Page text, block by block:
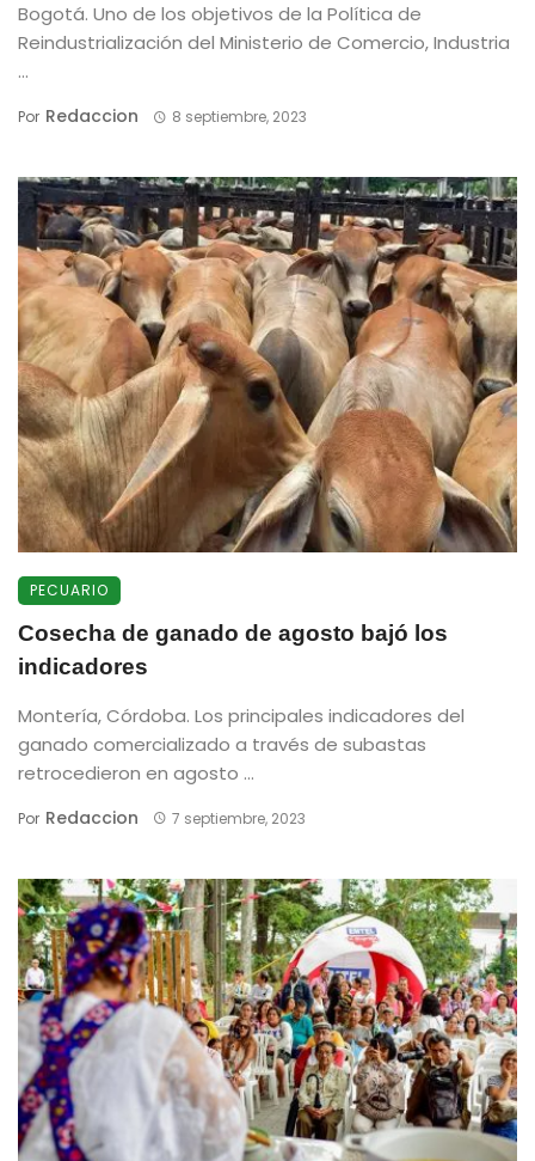
Bogotá. Uno de los objetivos de la Política de
Reindustrialización del Ministerio de Comercio, Industria
...
Por Redaccion 8 septiembre, 2023
PECUARIO
Cosecha de ganado de agosto bajó los
indicadores
Montería, Córdoba. Los principales indicadores del
ganado comercializado a través de subastas
retrocedieron en agosto ...
Por Redaccion 7 septiembre, 2023